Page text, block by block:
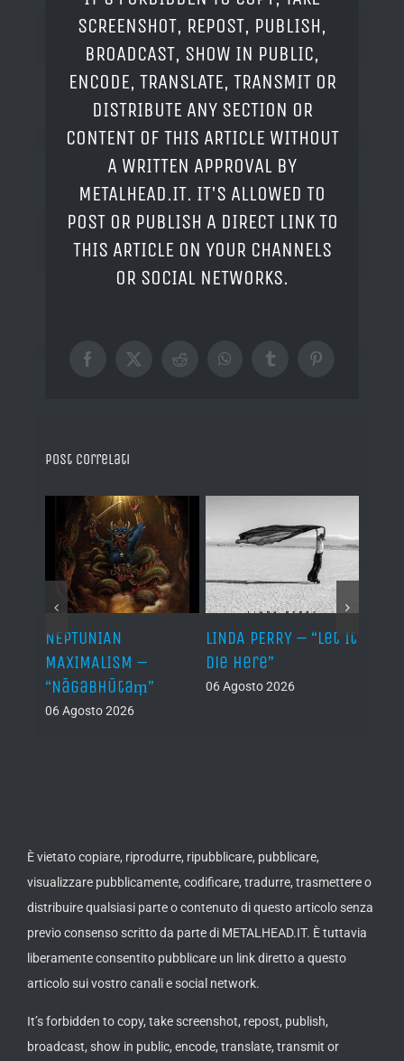
SCREENSHOT, REPOST, PUBLISH,
BROADCAST, SHOW IN PUBLIC,
ENCODE, TRANSLATE, TRANSMIT OR
DISTRIBUTE ANY SECTION OR
CONTENT OF THIS ARTICLE WITHOUT
A WRITTEN APPROVAL BY
METALHEAD.IT. IT'S ALLOWED TO
POST OR PUBLISH A DIRECT LINK TO
THIS ARTICLE ON YOUR CHANNELS
OR SOCIAL NETWORKS.
Facebook
X RedditWhatsAppTumblrPinterest
Post correlati
NEPTUNIAN
MAXIMALISM –
“Nāgabhūtaṃ”
06 Agosto 2026
LINDA PERRY – “Let It
Die Here”
06 Agosto 2026
È vietato copiare, riprodurre, ripubblicare, pubblicare,
visualizzare pubblicamente, codificare, tradurre, trasmettere o
distribuire qualsiasi parte o contenuto di questo articolo senza
previo consenso scritto da parte di METALHEAD.IT. È tuttavia
liberamente consentito pubblicare un link diretto a questo
articolo sui vostro canali e social network.
It’s forbidden to copy, take screenshot, repost, publish,
broadcast, show in public, encode, translate, transmit or